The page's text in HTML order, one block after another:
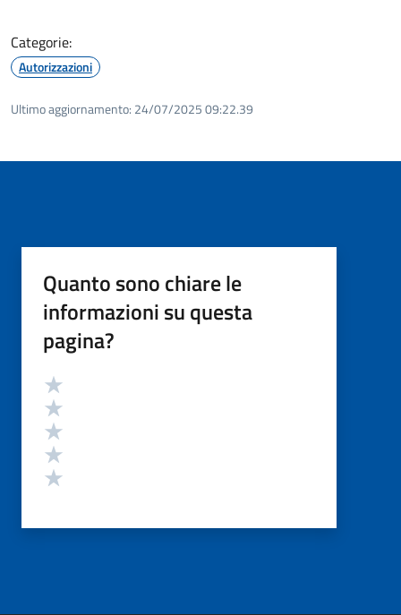
Categorie:
Autorizzazioni
Ultimo aggiornamento: 24/07/2025 09:22.39
Quanto sono chiare le
informazioni su questa
pagina?
Valutazione